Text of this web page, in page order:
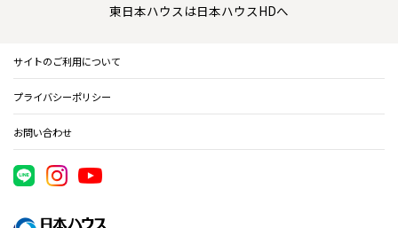
住まいのコラム
住まいのお手入れ集
会社概要
事業部紹介
IR情報
東日本ハウスは日本ハウスHDへ
サイトのご利用について
プライバシーポリシー
お問い合わせ